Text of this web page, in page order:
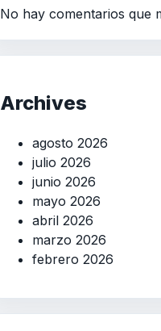
No hay comentarios que
Archives
agosto 2026
julio 2026
junio 2026
mayo 2026
abril 2026
marzo 2026
febrero 2026